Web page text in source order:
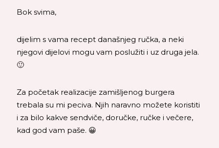
Bok svima,
dijelim s vama recept današnjeg ručka, a neki
njegovi dijelovi mogu vam poslužiti i uz druga jela.
🙂
Za početak realizacije zamišljenog burgera
trebala su mi peciva. Njih naravno možete koristiti
i za bilo kakve sendviče, doručke, ručke i večere,
kad god vam paše. 😀